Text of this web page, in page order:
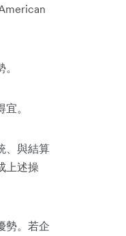
。
、與結算
上述操
勢。若企